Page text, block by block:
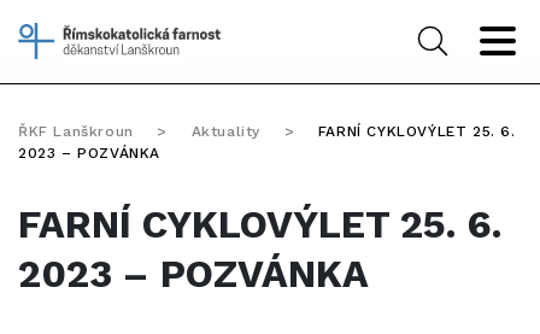
ŘKF Lanškroun > Aktuality >
FARNÍ CYKLOVÝLET 25. 6.
2023 – POZVÁNKA
FARNÍ CYKLOVÝLET 25. 6.
2023 – POZVÁNKA